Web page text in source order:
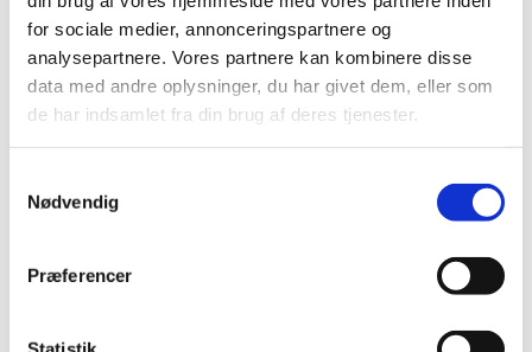
for sociale medier, annonceringspartnere og
analysepartnere. Vores partnere kan kombinere disse
data med andre oplysninger, du har givet dem, eller som
de har indsamlet fra din brug af deres tjenester.
Nødvendig
Præferencer
350 kr.
Med i prisen er "Min første salmebog" (værdi: 199 kr.).
Du tilmelder dig og betaler via link ud for det
ønskede hold. Tilmeldingen er bindende.
Du modtager din tilmelding/kvittering med e-mail.
holdstart den 5.
holdstart den 5.
babyer mellem 7-